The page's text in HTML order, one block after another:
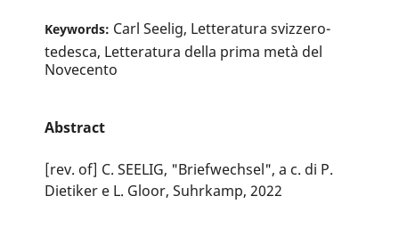
Keywords: Carl Seelig, Letteratura svizzero-
tedesca, Letteratura della prima metà del
Novecento
Abstract
[rev. of] C. SEELIG, "Briefwechsel", a c. di P.
Dietiker e L. Gloor, Suhrkamp, 2022